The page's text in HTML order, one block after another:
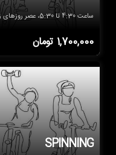
ساعت 4:30 تا 5:30، عصر روزهای زوج
1,700,000 تومان
SPINNING